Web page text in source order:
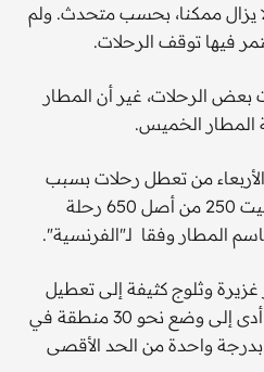
يزال ممكنا، بحسب متحدث. ولم
فيها توقف الرحلات.
بعض الرحلات، غير أن المطار
المطار الخميس.
من تعطل رحلات بسبب
سوء الأحوال الجوية، حيث ألغيت 250 من أصل 650 رحلة
المطار وفقا لـ"الفرنسية".
وثلوج كثيفة إلى تعطيل
حركة المرور بشكل خطر، ما أدى إلى وضع نحو 30 منطقة في
واحدة من الحد الأقصى